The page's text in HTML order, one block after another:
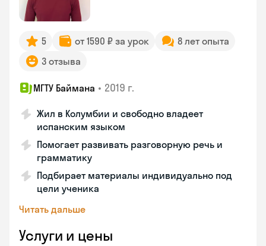
5 от 1590 ₽ за урок
8 лет опыта
3 отзыва
МГТУ Баймана • 2019 г.
Жил в Колумбии и свободно владеет
испанским языком
Помогает развивать разговорную речь и
грамматику
Подбирает материалы индивидуально под
цели ученика
Читать дальше
Услуги и цены